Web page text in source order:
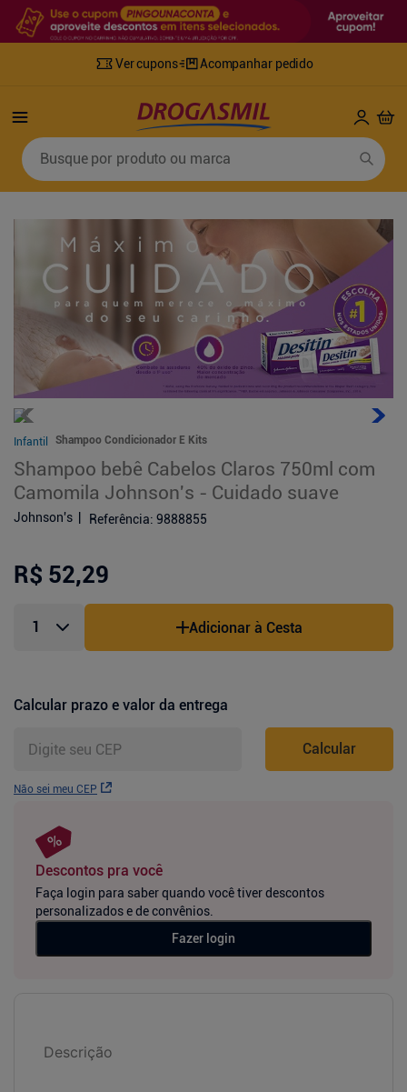
Ver cupons Acompanhar pedido
Busque por produto ou marca
Infantil Shampoo Condicionador E Kits
Shampoo bebê Cabelos Claros 750ml com
Camomila Johnson's - Cuidado suave
Johnson's Referência: 9888855
R$ 52,29
Adicionar à Cesta
Calcular prazo e valor da entrega
Não sei meu CEP
Calcular
Descontos pra você
Faça login para saber quando você tiver descontos
personalizados e de convênios.
Fazer login
Descrição
Termos mais buscados
retinol
4º
mounjaro
fralda geriatrica
8
9º
fralda xg
10
shampoo